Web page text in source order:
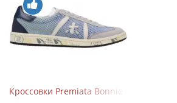
Кроссовки Premiata Bonnie серо-голубые